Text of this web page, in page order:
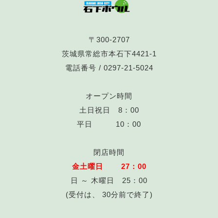
〒300-2707
茨城県常総市本石下4421-1
電話番号 / 0297-21-5024
オープン時間
土日祝日 8：00
平日 10：00
閉店時間
金土曜日 27：00
日 ～ 木曜日 25：00
(受付は、 30分前で終了)